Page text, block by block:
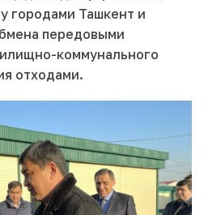
городами Ташкент и
передовыми
коммунального
отходами.